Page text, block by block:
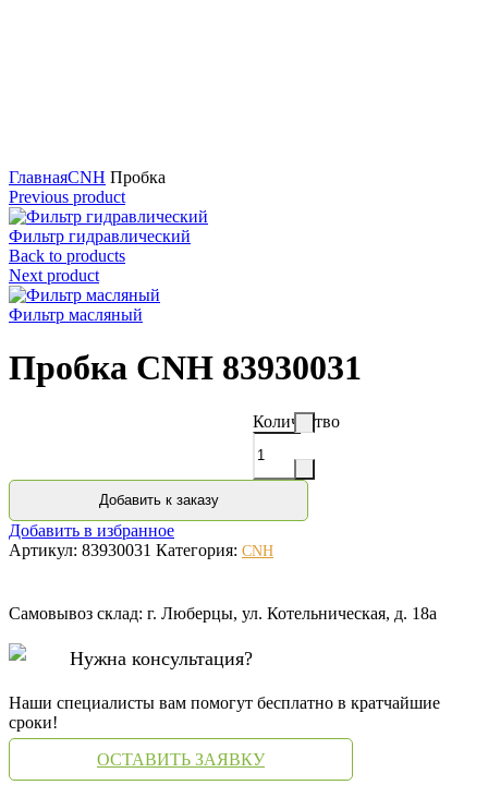
ГлавнаяCNH Пробка
Previous product
Фильтр гидравлический
Back to products
Next product
Фильтр масляный
Пробка CNH 83930031
Количество
Добавить к заказу
Добавить в избранное
Артикул: 83930031 Категория: CNH
Самовывоз склад: г. Люберцы, ул. Котельническая, д. 18а
Нужна консультация?
Наши специалисты вам помогут бесплатно в кратчайшие
сроки!
ОСТАВИТЬ ЗАЯВКУ